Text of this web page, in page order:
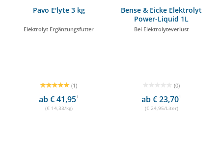
Pavo E'lyte 3 kg
Elektrolyt Ergänzungsfutter
(1)
ab € 41,951
(€ 14,33/kg)
Bense & Eicke Elektrolyt
Power-Liquid 1L
Bei Elektrolyteverlust
(0)
ab € 23,701
(€ 24,95/Liter)